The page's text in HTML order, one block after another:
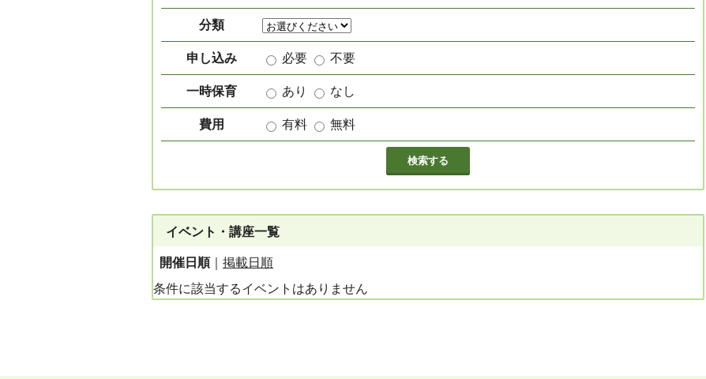
分類
申し込み 必要 不要
一時保育 あり なし
費用 有料 無料
イベント・講座一覧
開催日順｜ 掲載日順
条件に該当するイベントはありません